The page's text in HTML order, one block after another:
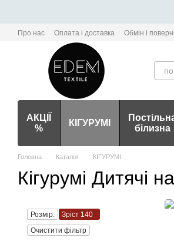
Про нас Оплата і доставка Обмін і
АКЦІЇ
%
КІГУРУМІ
білизна
Головна Каталог КІГУРУМІ
Кігурумі Дитячі
Розмір:
Зріст 140
Очистити фільтр